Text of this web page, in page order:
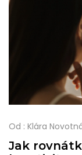
Od : Klára
Jak